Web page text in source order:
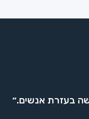
בעזרת אנשים.״